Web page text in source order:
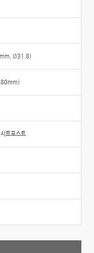
Ø31.8)
:80mm)
트포스트